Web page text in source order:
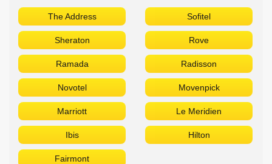
The Address Sofitel
Sheraton Rove
Ramada Radisson
Novotel Movenpick
Marriott Le Meridien
Ibis Hilton
Fairmont